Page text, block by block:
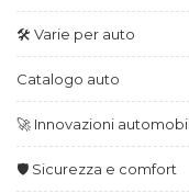
🛠️ Varie per auto
Catalogo auto
🚀 Innovazioni
🛡️ Sicurezza e comfort